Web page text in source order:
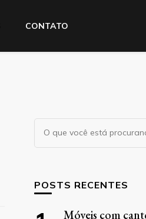
CONTATO
Procurando
algo?
POSTS RECENTES
Móveis com